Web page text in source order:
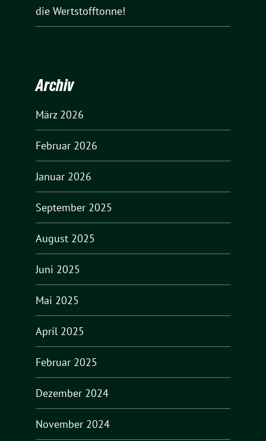
die Wertstofftonne!
Archiv
März 2026
Februar 2026
Januar 2026
September 2025
August 2025
Juni 2025
Mai 2025
April 2025
Februar 2025
Dezember 2024
November 2024